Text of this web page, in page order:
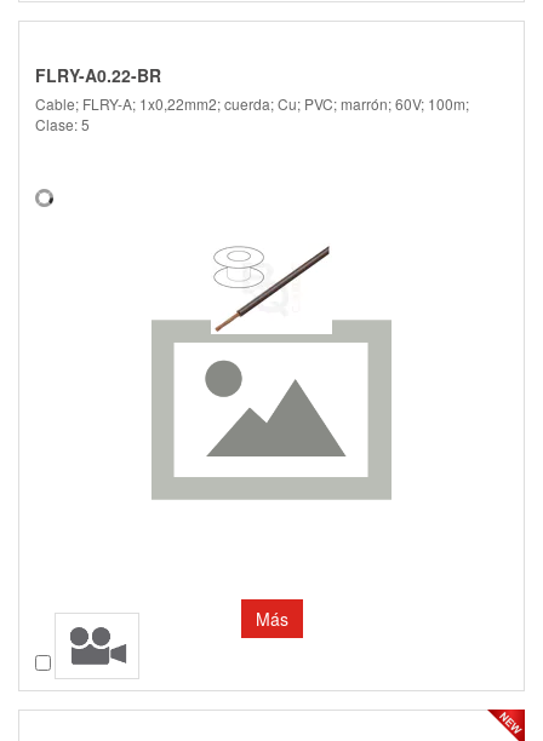
FLRY-A0.22-BR
Cable; FLRY-A; 1x0,22mm2; cuerda; Cu; PVC; marrón; 60V; 100m;
Clase: 5
Más
Comparar